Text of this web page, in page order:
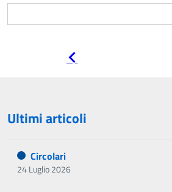
Ultimi articoli
Circolari
24 Luglio 2026